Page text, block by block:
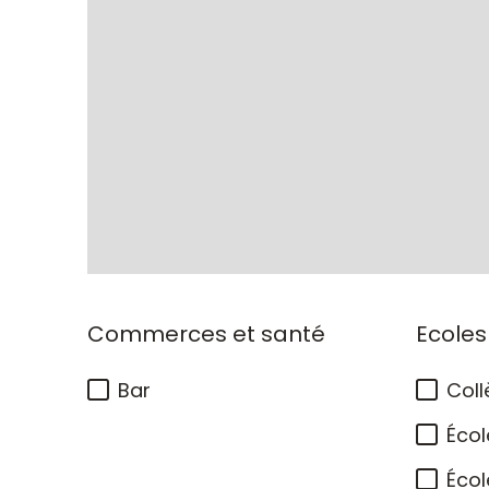
Commerces et santé
Bar
Ecoles